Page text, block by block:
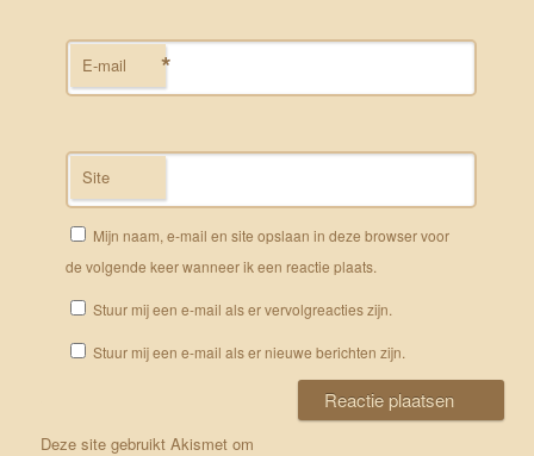
E-mail *
Site
Mijn naam, e-mail en site opslaan in deze browser voor
de volgende keer wanneer ik een reactie plaats.
Stuur mij een e-mail als er vervolgreacties zijn.
Stuur mij een e-mail als er nieuwe berichten zijn.
Deze site gebruikt Akismet om